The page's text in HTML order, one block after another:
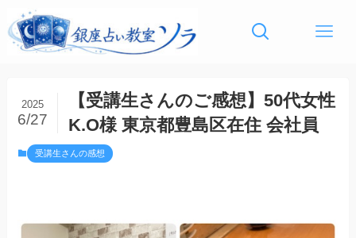
【受講生さんのご感想】50代女性
K.O様 東京都豊島区在住 会社員
2025
6/27
受講生さんの感想